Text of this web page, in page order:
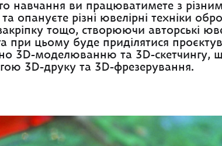
навчання ви працюватимете з
опануєте різні ювелірні техніки
тощо, створюючи авторські
при цьому буде приділятися
3D-моделюванню та 3D-скетчингу,
3D-друку та 3D-фрезерування.